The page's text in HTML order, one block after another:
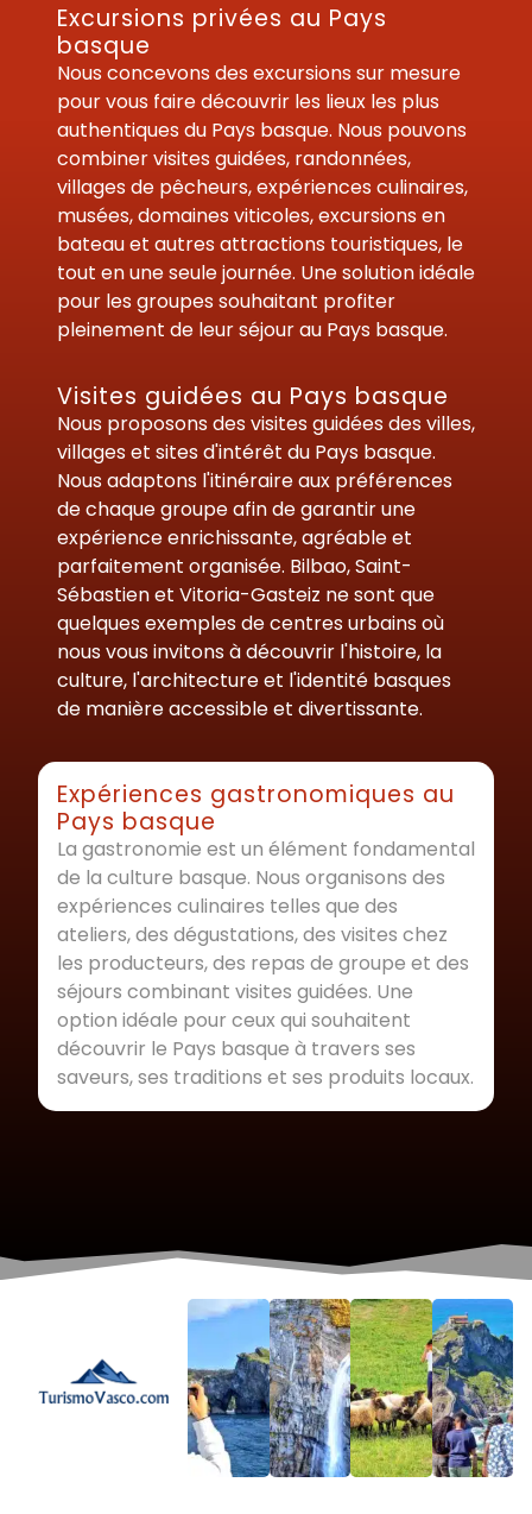
Excursions privées au Pays
basque
Nous concevons des excursions sur mesure
pour vous faire découvrir les lieux les plus
authentiques du Pays basque. Nous pouvons
combiner visites guidées, randonnées,
villages de pêcheurs, expériences culinaires,
musées, domaines viticoles, excursions en
bateau et autres attractions touristiques, le
tout en une seule journée. Une solution idéale
pour les groupes souhaitant profiter
pleinement de leur séjour au Pays basque.
Visites guidées au Pays basque
Nous proposons des visites guidées des villes,
villages et sites d'intérêt du Pays basque.
Nous adaptons l'itinéraire aux préférences
de chaque groupe afin de garantir une
expérience enrichissante, agréable et
parfaitement organisée. Bilbao, Saint-
Sébastien et Vitoria-Gasteiz ne sont que
quelques exemples de centres urbains où
nous vous invitons à découvrir l'histoire, la
culture, l'architecture et l'identité basques
de manière accessible et divertissante.
Expériences gastronomiques au
Pays basque
La gastronomie est un élément fondamental
de la culture basque. Nous organisons des
expériences culinaires telles que des
ateliers, des dégustations, des visites chez
les producteurs, des repas de groupe et des
séjours combinant visites guidées. Une
option idéale pour ceux qui souhaitent
découvrir le Pays basque à travers ses
saveurs, ses traditions et ses produits locaux.